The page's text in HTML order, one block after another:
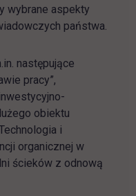
wybrane aspekty
państwa.
następujące
pracy”,
obiektu
i
organicznej w
ścieków z odnową